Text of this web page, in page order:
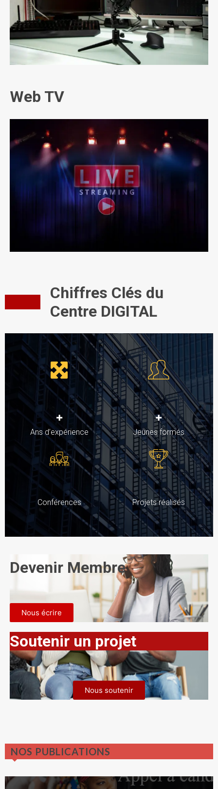
Web TV
Chiffres Clés du
Centre DIGITAL
+
Ans d’expérience
+
Jeunes formés
Conférences Projets réalisés
Devenir Membre
Nous écrire
Soutenir un projet
Nous soutenir
NOS PUBLICATIONS